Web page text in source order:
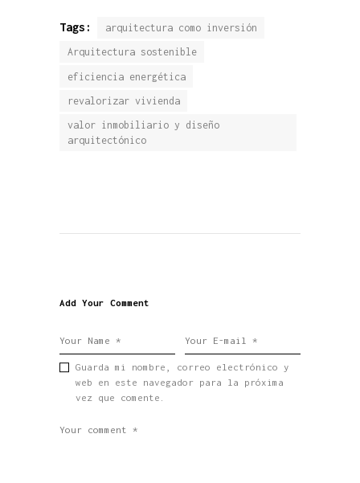
Tags: arquitectura como inversión
Arquitectura sostenible
eficiencia energética
revalorizar vivienda
valor inmobiliario y diseño
arquitectónico
Add Your Comment
Guarda mi nombre, correo electrónico y
web en este navegador para la próxima
vez que comente.